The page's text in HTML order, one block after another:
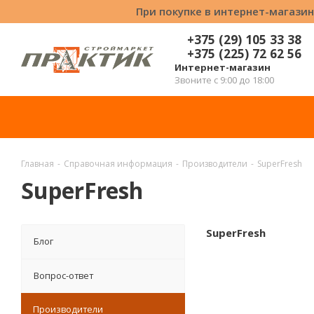
При покупке в интернет-
+375 (29) 105 33 38
+375 (225) 72 62 56
Интернет-магазин
Звоните с 9:00 до 18:00
Главная - Справочная информация - Производители - SuperFresh
SuperFresh
SuperFresh
Блог
Вопрос-ответ
Производители